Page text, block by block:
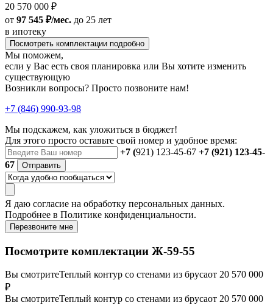
20 570 000 ₽
от 97 545 ₽/мес. до 25 лет
в ипотеку
Посмотреть комплектации подробно
Мы поможем,
если у Вас есть своя планировка или Вы хотите изменить
существующую
Возникли вопросы? Просто позвоните нам!
+7 (846) 990-93-98
Мы подскажем, как уложиться в бюджет!
Для этого просто оставьте свой номер и удобное время:
+7 (921) 123-45-67 +7 (921) 123-45-
67
Отправить
Я даю согласие на обработку персональных данных.
Подробнее в Политике конфиденциальности.
Перезвоните мне
Посмотрите комплектации Ж-59-55
Вы смотритеТеплый контур со стенами из брусаот 20 570 000
₽
Вы смотритеТеплый контур со стенами из брусаот 20 570 000